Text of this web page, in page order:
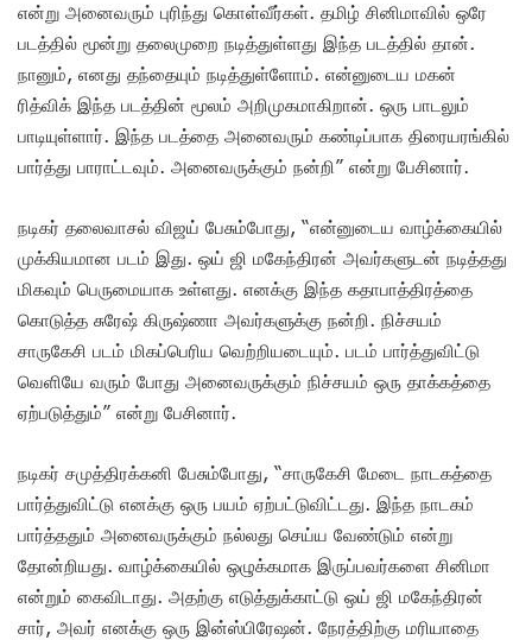
என்று அனைவரும் புரிந்து கொள்வீர்கள். தமிழ் சினிமாவில் ஒரே
படத்தில் மூன்று தலைமுறை நடித்துள்ளது இந்த படத்தில் தான்.
நானும், எனது தந்தையும் நடித்துள்ளோம். என்னுடைய மகன்
ரித்விக் இந்த படத்தின் மூலம் அறிமுகமாகிறான். ஒரு பாடலும்
பாடியுள்ளார். இந்த படத்தை அனைவரும் கண்டிப்பாக திரையரங்கில்
பார்த்து பாராட்டவும். அனைவருக்கும் நன்றி” என்று பேசினார்.
நடிகர் தலைவாசல் விஜய் பேசும்போது, “என்னுடைய வாழ்க்கையில்
முக்கியமான படம் இது. ஒய் ஜி மகேந்திரன் அவர்களுடன் நடித்தது
மிகவும் பெருமையாக உள்ளது. எனக்கு இந்த கதாபாத்திரத்தை
கொடுத்த சுரேஷ் கிருஷ்ணா அவர்களுக்கு நன்றி. நிச்சயம்
சாருகேசி படம் மிகப்பெரிய வெற்றியடையும். படம் பார்த்துவிட்டு
வெளியே வரும் போது அனைவருக்கும் நிச்சயம் ஒரு தாக்கத்தை
ஏற்படுத்தும்” என்று பேசினார்.
நடிகர் சமுத்திரக்கனி பேசும்போது, “சாருகேசி மேடை நாடகத்தை
பார்த்துவிட்டு எனக்கு ஒரு பயம் ஏற்பட்டுவிட்டது. இந்த நாடகம்
பார்த்ததும் அனைவருக்கும் நல்லது செய்ய வேண்டும் என்று
தோன்றியது. வாழ்க்கையில் ஒழுக்கமாக இருப்பவர்களை சினிமா
என்றும் கைவிடாது. அதற்கு எடுத்துக்காட்டு ஒய் ஜி மகேந்திரன்
சார், அவர் எனக்கு ஒரு இன்ஸ்பிரேஷன். நேரத்திற்கு மரியாதை